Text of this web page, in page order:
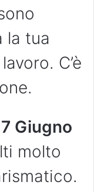
la tua
C’è
Giugno
molto